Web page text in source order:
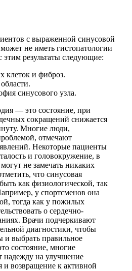
с выраженной синусовой
не иметь гистопатологии
этим результаты следующие:
клеток и фиброз.
синусового узла.
— это состояние, при
сокращений снижается
Многие люди,
отмечают
Некоторые пациенты
и головокружение, в
не замечать никаких
что синусовая
как физиологической, так
у спортсменов она
тогда как у пожилых
о сердечно-
Врачи подчеркивают
диагностики, чтобы
и выбрать правильное
состояние, многие
на улучшение
и возвращение к активной